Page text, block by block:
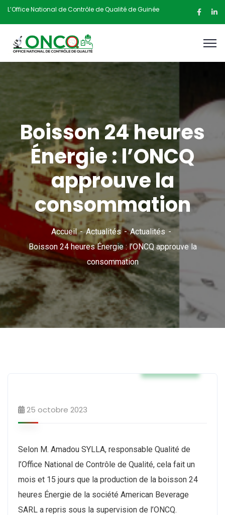
L’Office National de Contrôle de Qualité de Guinée
Boisson 24 heures
Énergie : l’ONCQ
approuve la
consommation
Accueil Actualités
Actualités
Boisson 24 heures Énergie : l’ONCQ approuve la
consommation
25 octobre 2023
Selon M. Amadou SYLLA, responsable Qualité de
l’Office National de Contrôle de Qualité, cela fait un
mois et 15 jours que la production de la boisson 24
heures Énergie de la société American Beverage
SARL a repris sous la supervision de l’ONCQ.